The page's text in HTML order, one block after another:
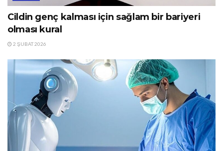
Cildin genç kalması için sağlam bir bariyeri
olması kural
2 ŞUBAT 2026